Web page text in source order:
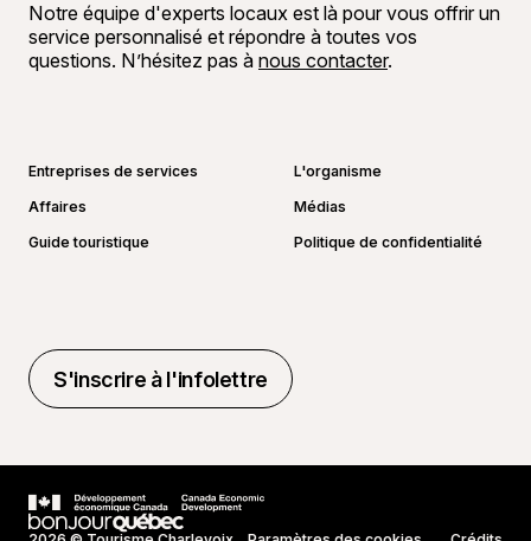
Notre équipe d'experts locaux est là pour vous offrir un
service personnalisé et répondre à toutes vos
questions. N’hésitez pas à nous contacter.
Entreprises de services
L'organisme
Affaires
Médias
Guide touristique
Politique de confidentialité
S'inscrire à l'infolettre
S'inscrire à l'infolettre